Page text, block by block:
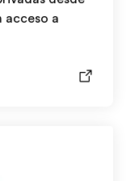
acceso a